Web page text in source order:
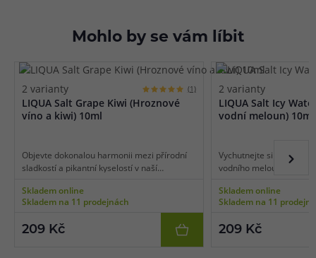
Mohlo by se vám líbit
2 varianty (1)
LIQUA Salt Grape Kiwi (Hroznové
víno a kiwi) 10ml
Objevte dokonalou harmonii mezi přírodní
sladkostí a pikantní kyselostí v naší
Skladem online
Skladem na 11 prodejnách
209 Kč
2 varianty
LIQUA Salt Icy
vodní meloun) 10ml
Vychutnejte si sladkou,
vodního melounu s
Skladem online
Skladem na 11
209 Kč